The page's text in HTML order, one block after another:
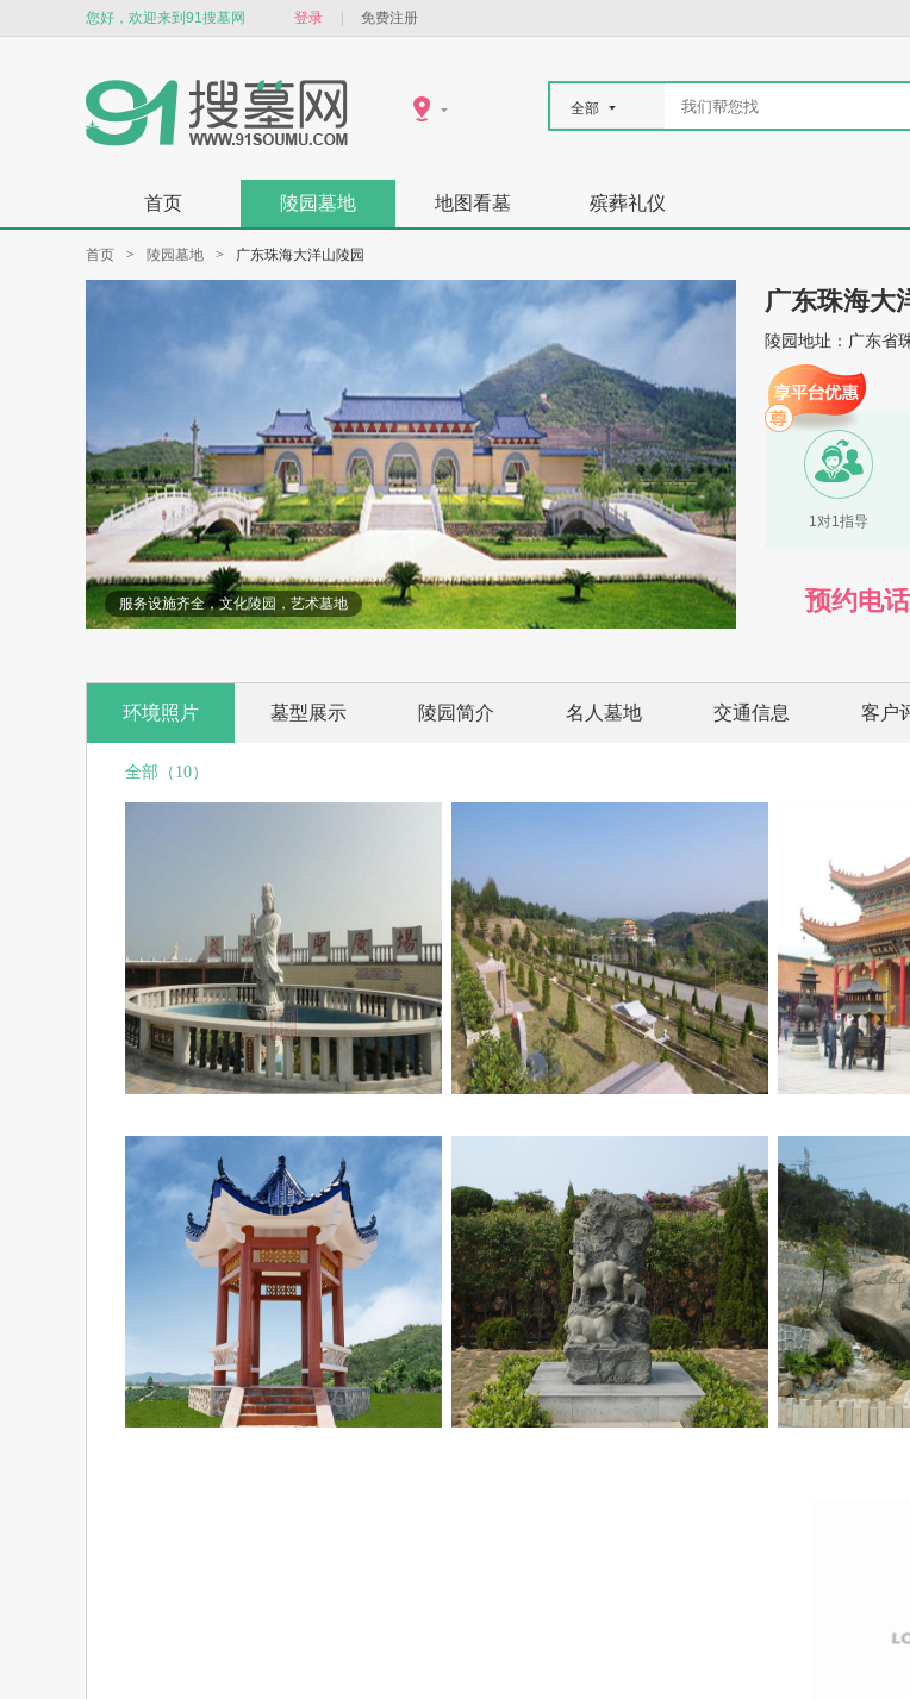
您好，欢迎来到91搜墓网 登录 免费注册
全部
首页 陵园墓地 地图看墓 殡葬礼仪
首页 > 陵园墓地 > 广东珠海大洋山陵园
服务设施齐全，文化陵园，艺术墓地
广东珠海大
陵园地址：广东省
1对1指导
预约电话
环境照片 墓型展示 陵园简介 名人墓地 交通信息 客户
全部（10）